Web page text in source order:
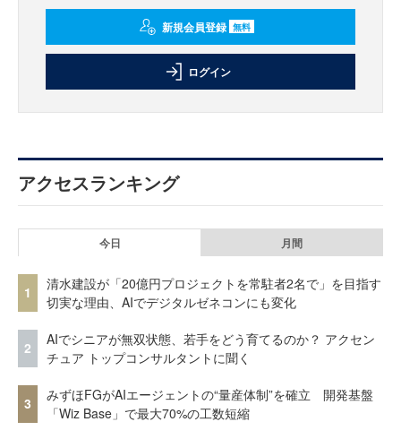
新規会員登録 無料
ログイン
アクセスランキング
今日 月間
1
清水建設が「20億円プロジェクトを常駐者2名で」を目指す
切実な理由、AIでデジタルゼネコンにも変化
2
AIでシニアが無双状態、若手をどう育てるのか？ アクセン
チュア トップコンサルタントに聞く
3
みずほFGがAIエージェントの“量産体制”を確立 開発基盤
「Wiz Base」で最大70%の工数短縮